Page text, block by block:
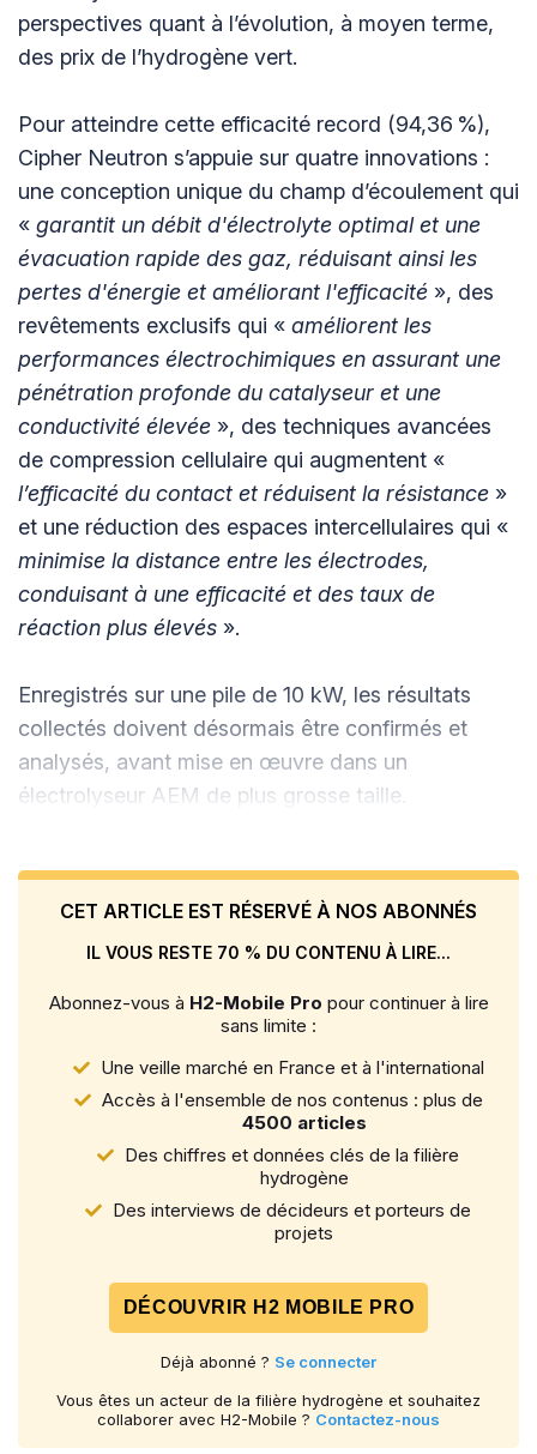
perspectives quant à l’évolution, à moyen terme,
des prix de l’hydrogène vert.
Pour atteindre cette efficacité record (94,36 %),
Cipher Neutron s’appuie sur quatre innovations :
une conception unique du champ d’écoulement qui
« garantit un débit d'électrolyte optimal et une
évacuation rapide des gaz, réduisant ainsi les
pertes d'énergie et améliorant l'efficacité », des
revêtements exclusifs qui « améliorent les
performances électrochimiques en assurant une
pénétration profonde du catalyseur et une
conductivité élevée », des techniques avancées
de compression cellulaire qui augmentent «
l’efficacité du contact et réduisent la résistance »
et une réduction des espaces intercellulaires qui «
minimise la distance entre les électrodes,
conduisant à une efficacité et des taux de
réaction plus élevés ».
Enregistrés sur une pile de 10 kW, les résultats
collectés doivent désormais être confirmés et
analysés, avant mise en œuvre dans un
électrolyseur AEM de plus grosse taille.
CET ARTICLE EST RÉSERVÉ À NOS ABONNÉS
IL VOUS RESTE 70 % DU CONTENU À LIRE...
Abonnez-vous à H2-Mobile Pro pour continuer à lire
sans limite :
Une veille marché en France et à l'international
Accès à l'ensemble de nos contenus : plus de
4500 articles
Des chiffres et données clés de la filière
hydrogène
Des interviews de décideurs et porteurs de
projets
DÉCOUVRIR H2 MOBILE PRO
Déjà abonné ? Se connecter
Vous êtes un acteur de la filière hydrogène et souhaitez
collaborer avec H2-Mobile ? Contactez-nous